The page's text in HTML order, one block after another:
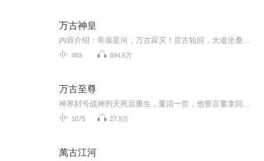
万古神皇
483 894.6万
万古至尊
1075 27.9万
萬古江河